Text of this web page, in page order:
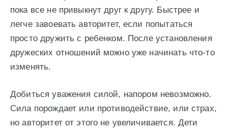
пока все не привыкнут друг к другу. Быстрее и
легче завоевать авторитет, если попытаться
просто дружить с ребенком. После установления
дружеских отношений можно уже начинать что-то
изменять.
Добиться уважения силой, напором невозможно.
Сила порождает или противодействие, или страх,
но авторитет от этого не увеличивается. Дети